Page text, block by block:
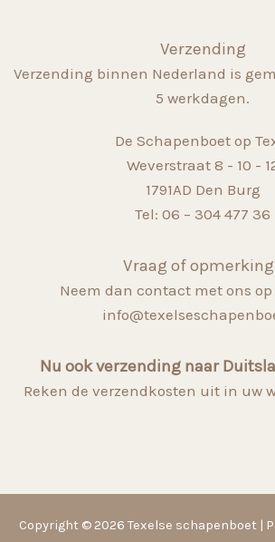
Verzending
Verzending binnen Nederland is
5 werkdagen.
De Schapenboet op
Weverstraat 8 - 10 -
1791AD Den Burg
Tel: 06 – 304 477 36
Vraag of
Neem dan contact met ons
Nu ook verzending naar
Reken de verzendkosten uit in uw
Copyright © 2026 Texelse schapenboet |